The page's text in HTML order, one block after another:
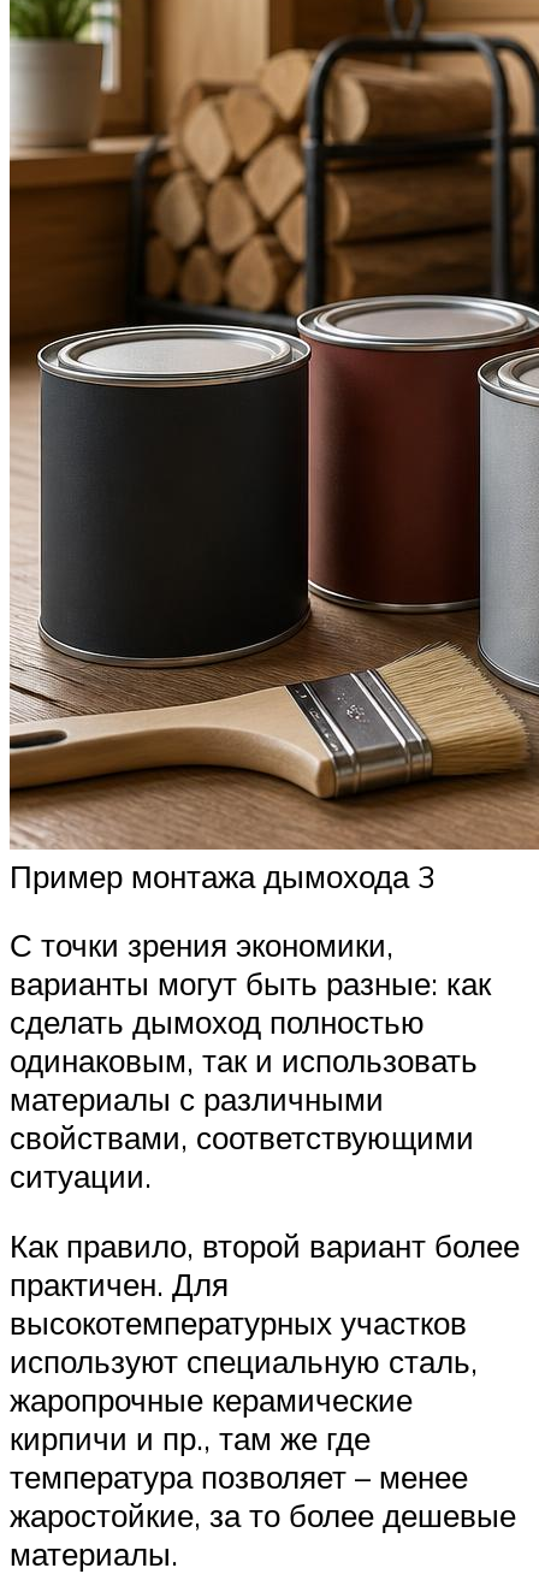
Пример монтажа дымохода 3
С точки зрения экономики,
варианты могут быть разные: как
сделать дымоход полностью
одинаковым, так и использовать
материалы с различными
свойствами, соответствующими
ситуации.
Как правило, второй вариант более
практичен. Для
высокотемпературных участков
используют специальную сталь,
жаропрочные керамические
кирпичи и пр., там же где
температура позволяет – менее
жаростойкие, за то более дешевые
материалы.